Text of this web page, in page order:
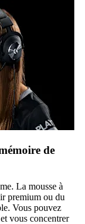
de
La mousse à
premium ou du
Vous pouvez
vous concentrer